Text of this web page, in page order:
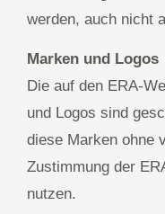
werden, auch nicht
Marken und Logos
Die auf den ERA-
und Logos sind
diese Marken ohne
Zustimmung der
nutzen.